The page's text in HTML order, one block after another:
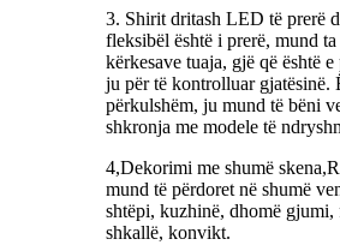
3. Shirit dritash LED të prerë
fleksibël është i prerë, mund
kërkesave tuaja, gjë që është e
ju për të kontrolluar gjatësinë.
përkulshëm, ju mund të bëni
shkronja me modele të
4,Dekorimi me shumë
mund të përdoret në shumë
shtëpi, kuzhinë, dhomë gjumi,
shkallë, konvikt.